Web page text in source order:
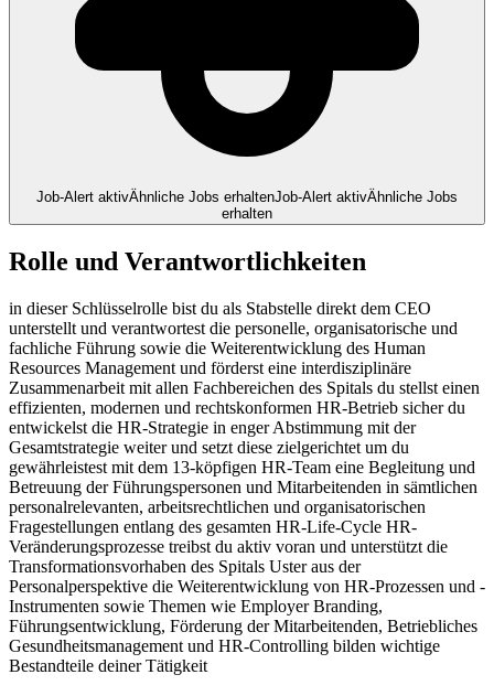
Job-Alert aktivÄhnliche Jobs erhaltenJob-Alert aktivÄhnliche Jobs
erhalten
Rolle und Verantwortlichkeiten
in dieser Schlüsselrolle bist du als Stabstelle direkt dem CEO
unterstellt und verantwortest die personelle, organisatorische und
fachliche Führung sowie die Weiterentwicklung des Human
Resources Management und förderst eine interdisziplinäre
Zusammenarbeit mit allen Fachbereichen des Spitals du stellst einen
effizienten, modernen und rechtskonformen HR-Betrieb sicher du
entwickelst die HR-Strategie in enger Abstimmung mit der
Gesamtstrategie weiter und setzt diese zielgerichtet um du
gewährleistest mit dem 13-köpfigen HR-Team eine Begleitung und
Betreuung der Führungspersonen und Mitarbeitenden in sämtlichen
personalrelevanten, arbeitsrechtlichen und organisatorischen
Fragestellungen entlang des gesamten HR-Life-Cycle HR-
Veränderungsprozesse treibst du aktiv voran und unterstützt die
Transformationsvorhaben des Spitals Uster aus der
Personalperspektive die Weiterentwicklung von HR-Prozessen und -
Instrumenten sowie Themen wie Employer Branding,
Führungsentwicklung, Förderung der Mitarbeitenden, Betriebliches
Gesundheitsmanagement und HR-Controlling bilden wichtige
Bestandteile deiner Tätigkeit